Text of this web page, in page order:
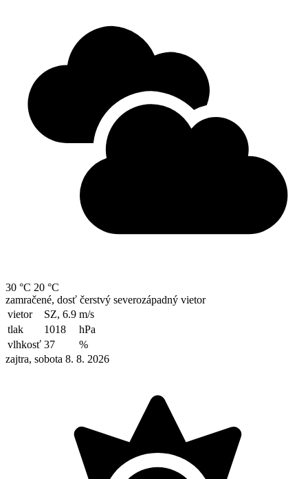
30 °C 20 °C
zamračené, dosť čerstvý severozápadný vietor
vietor
SZ, 6.9 m/s
tlak
1018
hPa
vlhkosť 37
%
zajtra, sobota 8. 8. 2026